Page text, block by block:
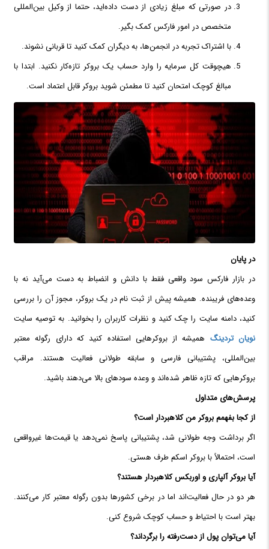
در صورتی که مبلغ زیادی از دست داده‌اید، حتما از وکیل بین‌المللی
متخصص در امور فارکس کمک بگیر.
با اشتراک تجربه در انجمن‌ها، به دیگران کمک کنید تا قربانی نشوند.
هیچوقت کل سرمایه را وارد حساب یک بروکر تازه‌کار نکنید. ابتدا با
مبالغ کوچک امتحان کنید تا مطمئن شوید بروکر قابل اعتماد است.
در پایان
در بازار فارکس سود واقعی فقط با دانش و انضباط به دست می‌آید نه با
وعده‌های فریبنده. همیشه پیش از ثبت نام در یک بروکر، مجوز آن را بررسی
کنید، دامنه سایت را چک کنید و نظرات کاربران را بخوانید. به توصیه سایت
نویان تردینگ همیشه از بروکرهایی استفاده کنید که دارای رگوله معتبر
بین‌المللی، پشتیبانی فارسی و سابقه طولانی فعالیت هستند. مراقب
بروکرهایی که تازه ظاهر شده‌اند و وعده سودهای بالا می‌دهند باشید.
پرسش‌های متداول
از کجا بفهمم بروکر من کلاهبردار است؟
اگر برداشت وجه طولانی شد، پشتیبانی پاسخ نمی‌دهد یا قیمت‌ها غیرواقعی
است، احتمالاً با بروکر اسکم طرف هستی.
آیا بروکر آلپاری و اوربکس کلاهبردار هستند؟
هر دو در حال فعالیت‌اند اما در برخی کشورها بدون رگوله معتبر کار می‌کنند.
بهتر است با احتیاط و حساب کوچک شروع کنی.
آیا می‌توان پول از دست‌رفته را برگرداند؟